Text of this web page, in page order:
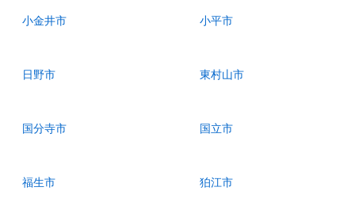
小金井市 小平市
日野市 東村山市
国分寺市 国立市
福生市 狛江市